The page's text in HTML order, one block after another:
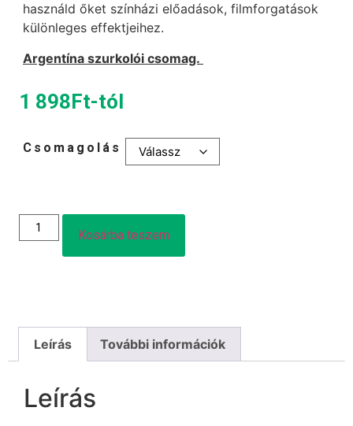
használd őket színházi előadások, filmforgatások
különleges effektjeihez.
Argentína szurkolói csomag.
1 898Ft-tól
Csomagolás
Kosárba teszem
Leírás További információk
Leírás